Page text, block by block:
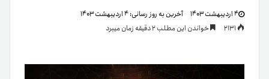
۴ اردیبهشت ۱۴۰۳ آخرین به روز رسانی:۴ اردیبهشت ۱۴۰۳
خواندن این مطلب 2 دقیقه زمان میبرد